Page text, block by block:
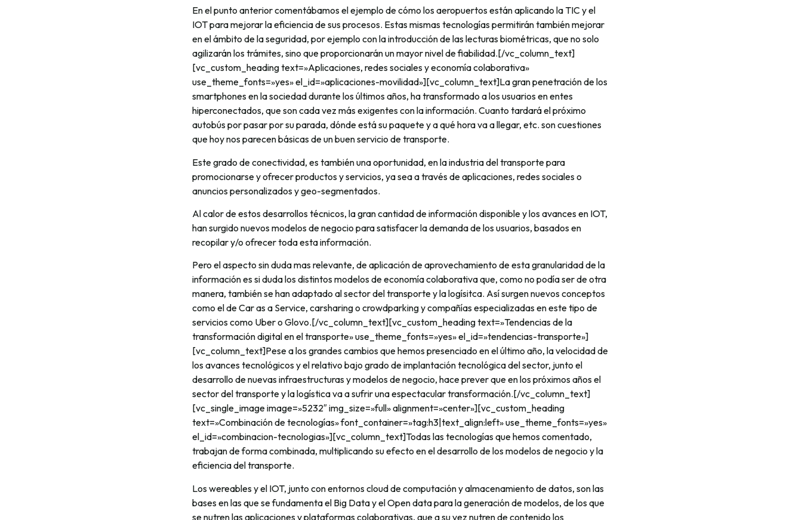
En el punto anterior comentábamos el ejemplo de cómo los aeropuertos están aplicando la TIC y el
IOT para mejorar la eficiencia de sus procesos. Estas mismas tecnologías permitirán también mejorar
en el ámbito de la seguridad, por ejemplo con la introducción de las lecturas biométricas, que no solo
agilizarán los trámites, sino que proporcionarán un mayor nivel de fiabilidad.[/vc_column_text]
[vc_custom_heading text=»Aplicaciones, redes sociales y economía colaborativa»
use_theme_fonts=»yes» el_id=»aplicaciones-movilidad»][vc_column_text]La gran penetración de los
smartphones en la sociedad durante los últimos años, ha transformado a los usuarios en entes
hiperconectados, que son cada vez más exigentes con la información. Cuanto tardará el próximo
autobús por pasar por su parada, dónde está su paquete y a qué hora va a llegar, etc. son cuestiones
que hoy nos parecen básicas de un buen servicio de transporte.
Este grado de conectividad, es también una oportunidad, en la industria del transporte para
promocionarse y ofrecer productos y servicios, ya sea a través de aplicaciones, redes sociales o
anuncios personalizados y geo-segmentados.
Al calor de estos desarrollos técnicos, la gran cantidad de información disponible y los avances en IOT,
han surgido nuevos modelos de negocio para satisfacer la demanda de los usuarios, basados en
recopilar y/o ofrecer toda esta información.
Pero el aspecto sin duda mas relevante, de aplicación de aprovechamiento de esta granularidad de la
información es si duda los distintos modelos de economía colaborativa que, como no podía ser de otra
manera, también se han adaptado al sector del transporte y la logísitca. Así surgen nuevos conceptos
como el de Car as a Service, carsharing o crowdparking y compañías especializadas en este tipo de
servicios como Uber o Glovo.[/vc_column_text][vc_custom_heading text=»Tendencias de la
transformación digital en el transporte» use_theme_fonts=»yes» el_id=»tendencias-transporte»]
[vc_column_text]Pese a los grandes cambios que hemos presenciado en el último año, la velocidad de
los avances tecnológicos y el relativo bajo grado de implantación tecnológica del sector, junto el
desarrollo de nuevas infraestructuras y modelos de negocio, hace prever que en los próximos años el
sector del transporte y la logística va a sufrir una espectacular transformación.[/vc_column_text]
[vc_single_image image=»5232″ img_size=»full» alignment=»center»][vc_custom_heading
text=»Combinación de tecnologías» font_container=»tag:h3|text_align:left» use_theme_fonts=»yes»
el_id=»combinacion-tecnologias»][vc_column_text]Todas las tecnologías que hemos comentado,
trabajan de forma combinada, multiplicando su efecto en el desarrollo de los modelos de negocio y la
eficiencia del transporte.
Los wereables y el IOT, junto con entornos cloud de computación y almacenamiento de datos, son las
bases en las que se fundamenta el Big Data y el Open data para la generación de modelos, de los que
se nutren las aplicaciones y plataformas colaborativas, que a su vez nutren de contenido los